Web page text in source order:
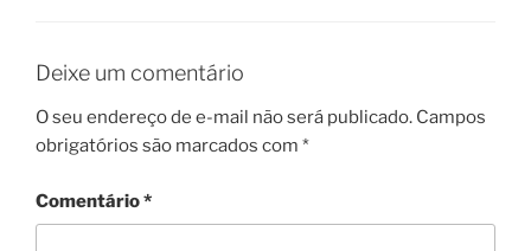
Deixe um comentário
O seu endereço de e-mail não será publicado. Campos
obrigatórios são marcados com *
Comentário*